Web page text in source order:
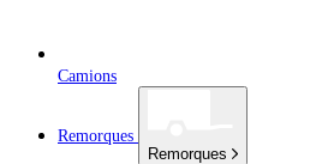
Camions
Remorques
Remorques